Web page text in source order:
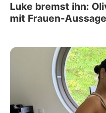
Luke bremst ihn:
mit Frauen-Aussage